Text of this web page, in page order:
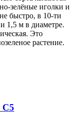
зелёные иголки и
быстро, в 10-ти
1,5 м в диаметре.
Это
растение.